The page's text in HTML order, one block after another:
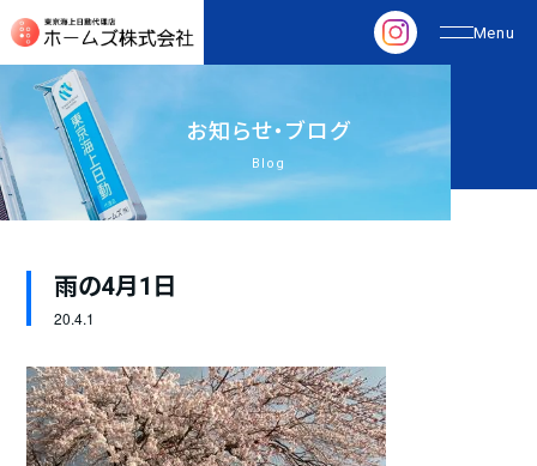
お知らせ・ブログ
Blog
雨の4月1日
20.4.1